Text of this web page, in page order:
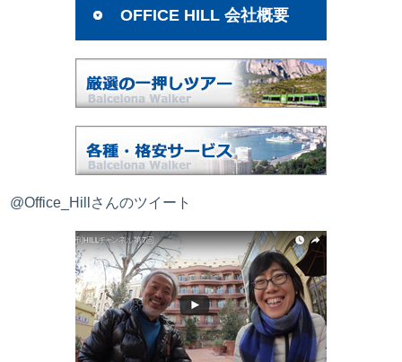
OFFICE HILL 会社概要
@Office_Hillさんのツイート